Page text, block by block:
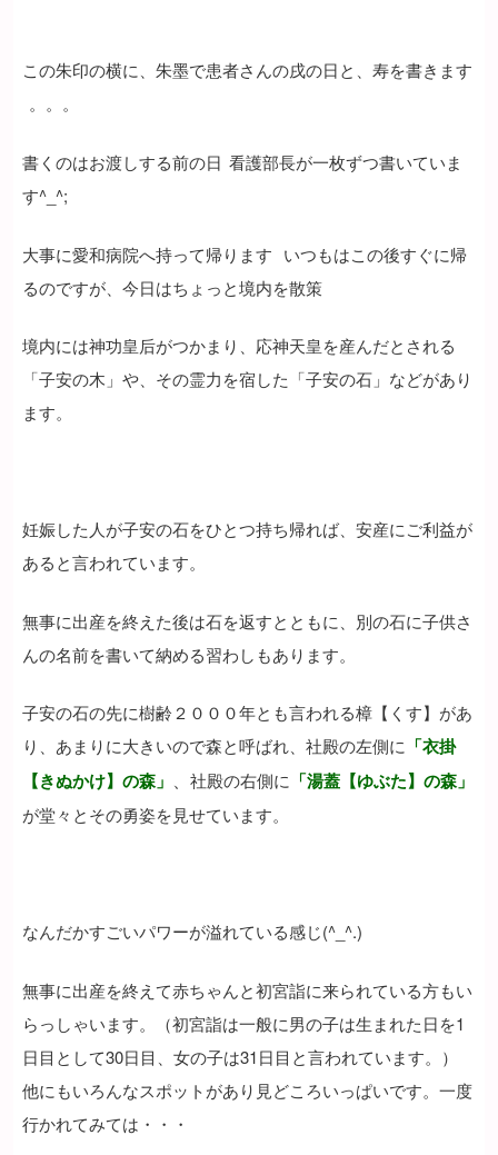
この朱印の横に、朱墨で患者さんの戌の日と、寿を書きます
。。。
書くのはお渡しする前の日 看護部長が一枚ずつ書いていま
す^_^;
大事に愛和病院へ持って帰ります いつもはこの後すぐに帰
るのですが、今日はちょっと境内を散策
境内には神功皇后がつかまり、応神天皇を産んだとされる
「子安の木」や、その霊力を宿した「子安の石」などがあり
ます。
妊娠した人が子安の石をひとつ持ち帰れば、安産にご利益が
あると言われています。
無事に出産を終えた後は石を返すとともに、別の石に子供さ
んの名前を書いて納める習わしもあります。
子安の石の先に樹齢２０００年とも言われる樟【くす】があ
り、あまりに大きいので森と呼ばれ、社殿の左側に 「衣掛
【きぬかけ】の森」 、 社殿の右側に 「湯蓋【ゆぶた】の森」
が堂々とその勇姿を見せています。
なんだかすごいパワーが溢れている感じ(^_^.)
無事に出産を終えて赤ちゃんと初宮詣に来られている方もい
らっしゃいます。（初宮詣は一般に男の子は生まれた日を1
日目として30日目、女の子は31日目と言われています。）
他にもいろんなスポットがあり見どころいっぱいです。一度
行かれてみては・・・